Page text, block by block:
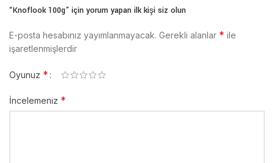
“Knoflook 100g” için yorum yapan ilk kişi siz olun
E-posta hesabınız yayımlanmayacak. Gerekli alanlar * ile
işaretlenmişlerdir
Oyunuz *
İncelemeniz *